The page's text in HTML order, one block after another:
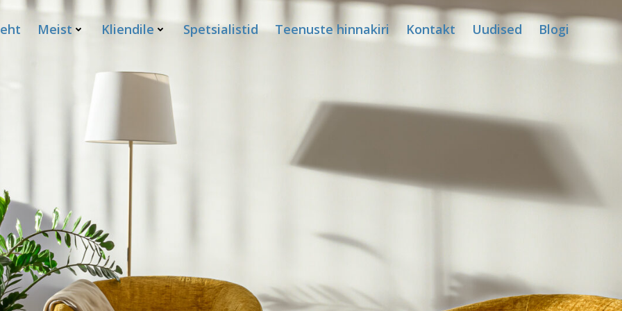
Meist Kliendile Spetsialistid Teenuste hinnakiri Kontakt Uudised Blogi